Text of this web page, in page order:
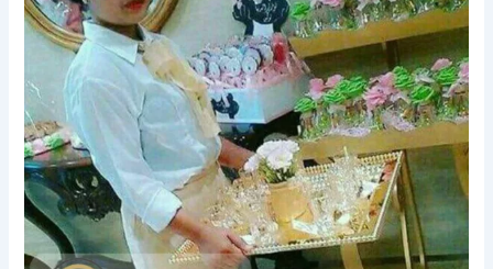
الكويت
|96645468|
الاخوة
للضيافة